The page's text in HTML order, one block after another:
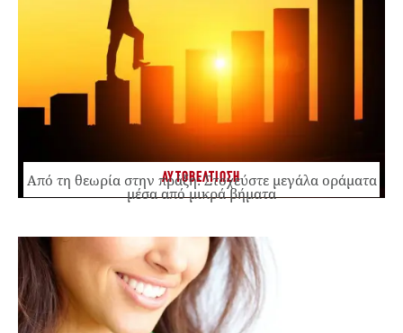
ΑΥΤΟΒΕΛΤΙΩΣΗ
Από τη θεωρία στην πράξη: Στοχεύστε μεγάλα οράματα
μέσα από μικρά βήματα